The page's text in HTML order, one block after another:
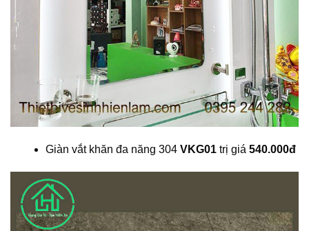
Giàn vắt khăn đa năng 304 VKG01trị giá 540.000đ